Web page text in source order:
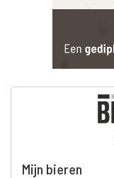
Mijn bieren